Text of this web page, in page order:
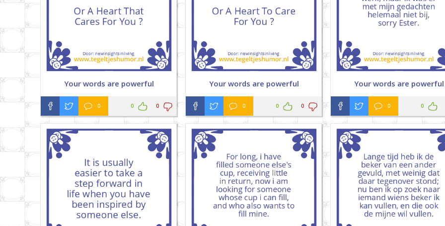
Your words are powerful
0 0 0
Your words are powerful
0 0 0
Your words are powerful
0 0